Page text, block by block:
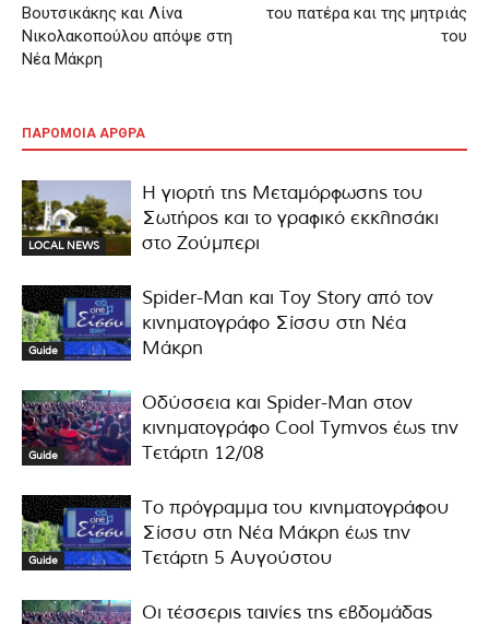
Βουτσικάκης και Λίνα
Νικολακοπούλου απόψε στη
Νέα Μάκρη
του πατέρα και της μητριάς
του
ΠΑΡΟΜΟΙΑ ΑΡΘΡΑ
LOCAL NEWS
Η γιορτή της Μεταμόρφωσης του
Σωτήρος και το γραφικό εκκλησάκι
στο Ζούμπερι
Guide
Spider-Man και Toy Story από τον
κινηματογράφο Σίσσυ στη Νέα
Μάκρη
Guide
Οδύσσεια και Spider-Man στον
κινηματογράφο Cool Tymvos έως την
Τετάρτη 12/08
Guide
Το πρόγραμμα του κινηματογράφου
Σίσσυ στη Νέα Μάκρη έως την
Τετάρτη 5 Αυγούστου
Οι τέσσερις ταινίες της εβδομάδας